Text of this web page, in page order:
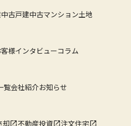
中古戸建中古マンション土地
客様インタビューコラム
覧会社紹介お知らせ
却 不動産投資 注文住宅